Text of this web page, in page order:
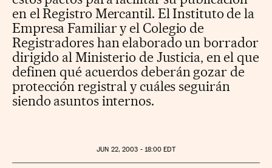
en el Registro Mercantil. El Instituto de la
Empresa Familiar y el Colegio de
Registradores han elaborado un borrador
dirigido al Ministerio de Justicia, en el que
definen qué acuerdos deberán gozar de
protección registral y cuáles seguirán
siendo asuntos internos.
JUN 22, 2003 - 18:00 EDT